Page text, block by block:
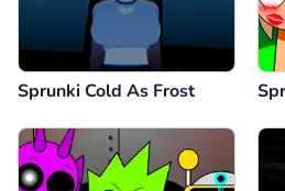
Sprunki Cold As Frost